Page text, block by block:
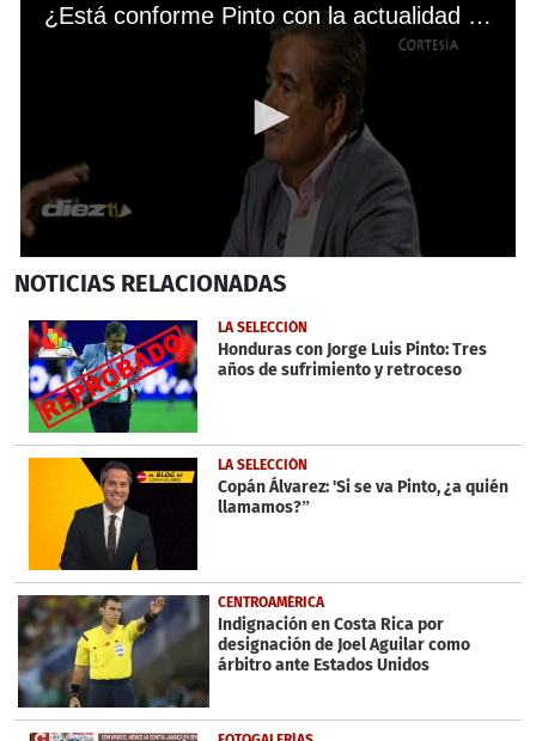
¿Está conforme Pinto con la actualidad de la Selección Nacional de Honduras?
seconds
1
minute,
2
seconds
NOTICIAS RELACIONADAS
LA SELECCIÓN
Honduras con Jorge Luis Pinto: Tres
años de sufrimiento y retroceso
LA SELECCIÓN
Copán Álvarez: 'Si se va Pinto, ¿a quién
llamamos?”
CENTROAMÉRICA
Indignación en Costa Rica por
designación de Joel Aguilar como
árbitro ante Estados Unidos